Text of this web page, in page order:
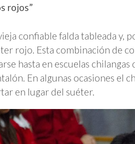
rojos”
confiable falda tableada y,
rojo. Esta combinación de
hasta en escuelas
En algunas ocasiones el
en lugar del suéter.